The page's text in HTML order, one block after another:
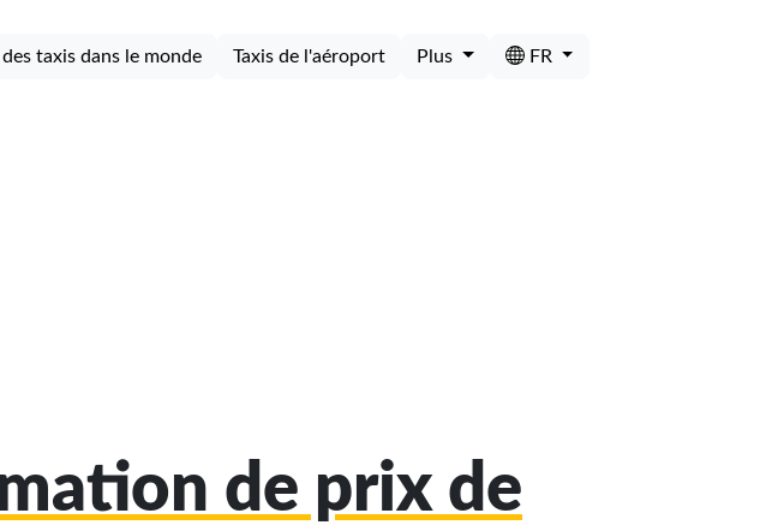
des taxis dans le monde Taxis de l'aéroport Plus FR
de prix de